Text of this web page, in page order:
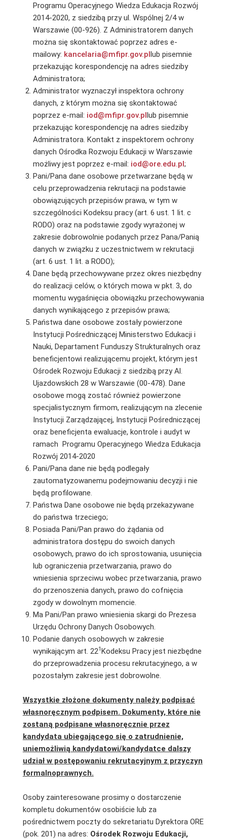
Programu Operacyjnego Wiedza Edukacja Rozwój
2014-2020, z siedzibą przy ul. Wspólnej 2/4 w
Warszawie (00-926). Z Administratorem danych
można się skontaktować poprzez adres e-
mailowy: kancelaria@mfipr.gov.pllub pisemnie
przekazując korespondencję na adres siedziby
Administratora;
Administrator wyznaczył inspektora ochrony
danych, z którym można się skontaktować
poprzez e-mail: iod@mfipr.gov.pllub pisemnie
przekazując korespondencję na adres siedziby
Administratora. Kontakt z inspektorem ochrony
danych Ośrodka Rozwoju Edukacji w Warszawie
możliwy jest poprzez e-mail: iod@ore.edu.pl;
Pani/Pana dane osobowe przetwarzane będą w
celu przeprowadzenia rekrutacji na podstawie
obowiązujących przepisów prawa, w tym w
szczególności Kodeksu pracy (art. 6 ust. 1 lit. c
RODO) oraz na podstawie zgody wyrażonej w
zakresie dobrowolnie podanych przez Pana/Panią
danych w związku z uczestnictwem w rekrutacji
(art. 6 ust. 1 lit. a RODO);
Dane będą przechowywane przez okres niezbędny
do realizacji celów, o których mowa w pkt. 3, do
momentu wygaśnięcia obowiązku przechowywania
danych wynikającego z przepisów prawa;
Państwa dane osobowe zostały powierzone
Instytucji Pośredniczącej Ministerstwo Edukacji i
Nauki, Departament Funduszy Strukturalnych oraz
beneficjentowi realizującemu projekt, którym jest
Ośrodek Rozwoju Edukacji z siedzibą przy Al.
Ujazdowskich 28 w Warszawie (00-478). Dane
osobowe mogą zostać również powierzone
specjalistycznym firmom, realizującym na zlecenie
Instytucji Zarządzającej, Instytucji Pośredniczącej
oraz beneficjenta ewaluacje, kontrole i audyt w
ramach Programu Operacyjnego Wiedza Edukacja
Rozwój 2014-2020
Pani/Pana dane nie będą podlegały
zautomatyzowanemu podejmowaniu decyzji i nie
będą profilowane.
Państwa Dane osobowe nie będą przekazywane
do państwa trzeciego;
Posiada Pani/Pan prawo do żądania od
administratora dostępu do swoich danych
osobowych, prawo do ich sprostowania, usunięcia
lub ograniczenia przetwarzania, prawo do
wniesienia sprzeciwu wobec przetwarzania, prawo
do przenoszenia danych, prawo do cofnięcia
zgody w dowolnym momencie.
Ma Pani/Pan prawo wniesienia skargi do Prezesa
Urzędu Ochrony Danych Osobowych.
Podanie danych osobowych w zakresie
wynikającym art. 221Kodeksu Pracy jest niezbędne
do przeprowadzenia procesu rekrutacyjnego, a w
pozostałym zakresie jest dobrowolne.
Wszystkie złożone dokumenty należy podpisać
własnoręcznym podpisem. Dokumenty, które nie
zostaną podpisane własnoręcznie przez
kandydata ubiegającego się o zatrudnienie,
uniemożliwią kandydatowi/kandydatce dalszy
udział w postępowaniu rekrutacyjnym z przyczyn
formalnoprawnych.
Osoby zainteresowane prosimy o dostarczenie
kompletu dokumentów osobiście lub za
pośrednictwem poczty do sekretariatu Dyrektora ORE
(pok. 201) na adres: Ośrodek Rozwoju Edukacji,